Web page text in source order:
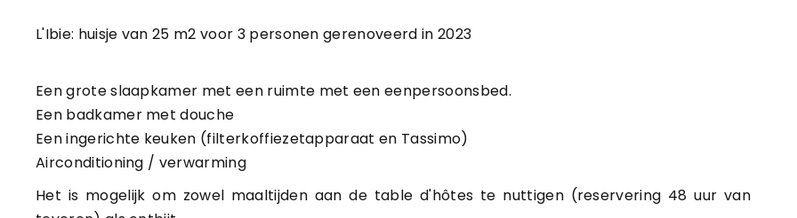
L'Ibie: huisje van 25 m2 voor 3 personen gerenoveerd in 2023
Een grote slaapkamer met een ruimte met een eenpersoonsbed.
Een badkamer met douche
Een ingerichte keuken (filterkoffiezetapparaat en Tassimo)
Airconditioning / verwarming
Het is mogelijk om zowel maaltijden aan de table d'hôtes te nuttigen (reservering 48 uur van